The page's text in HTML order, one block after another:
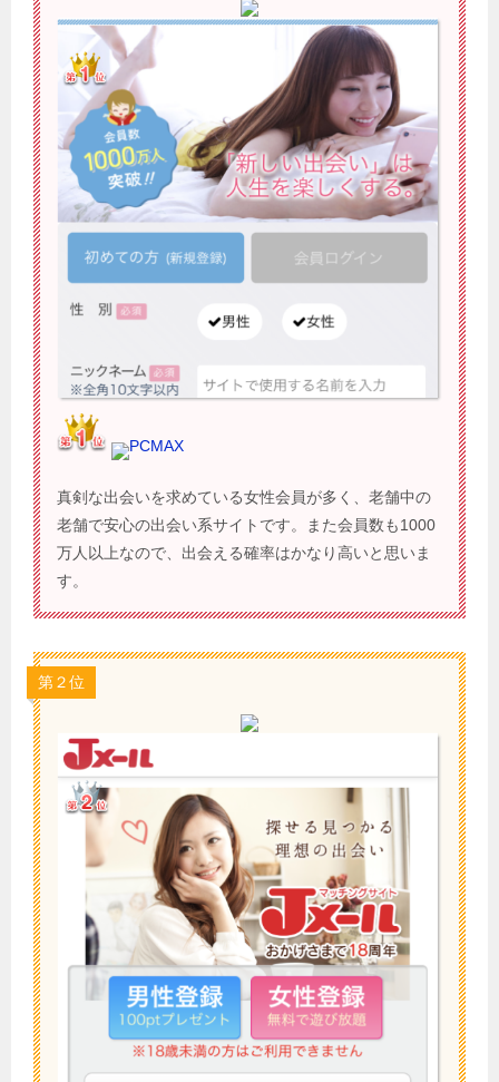
PCMAX
真剣な出会いを求めている女性会員が多く、老舗中の
老舗で安心の出会い系サイトです。また会員数も1000
万人以上なので、出会える確率はかなり高いと思いま
す。
第２位